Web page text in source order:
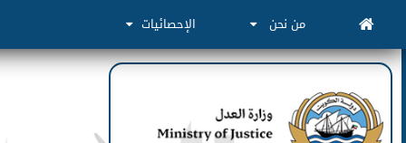
من نحن الإحصائيات